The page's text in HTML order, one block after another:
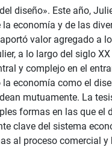
diseño». Este año,
la economía y de las
valor agregado a
a lo largo del siglo
y complejo en el
economía como el
mutuamente. La
formas en las que el
clave del sistema
al proceso comercial y